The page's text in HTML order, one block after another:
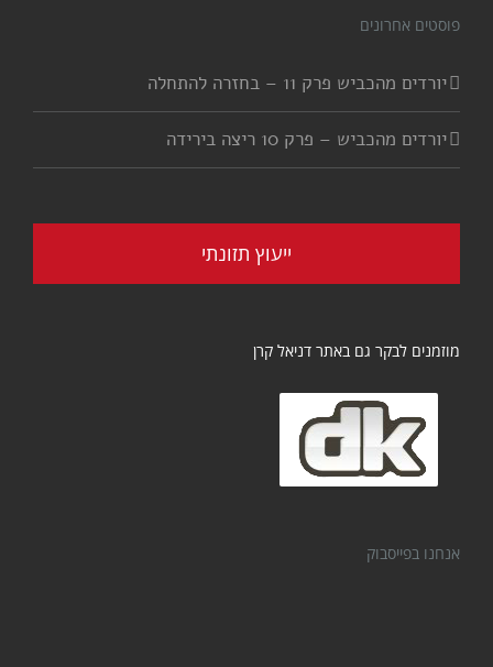
פוסטים אחרונים
יורדים מהכביש פרק 11 – בחזרה להתחלה
יורדים מהכביש – פרק 10 ריצה בירידה
ייעוץ תזונתי
מוזמנים לבקר גם באתר דניאל קרן
אנחנו בפייסבוק